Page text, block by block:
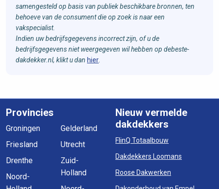
samengesteld op basis van publiek beschikbare bronnen, ten
behoeve van de consument die op zoek is naar een
vakspecialist.
Indien uw bedrijfsgegevens incorrect zijn, of u de
bedrijfsgegevens niet weergegeven wil hebben op debeste-
dakdekker.nl, klikt u dan hier
Provincies
Groningen
Friesland
Drenthe
Noord-
Gelderland
Utrecht
Zuid-
Holland
Nieuw vermelde
dakdekkers
FlinQ Totaalbouw
Dakdekkers Loomans
Roose Dakwerken